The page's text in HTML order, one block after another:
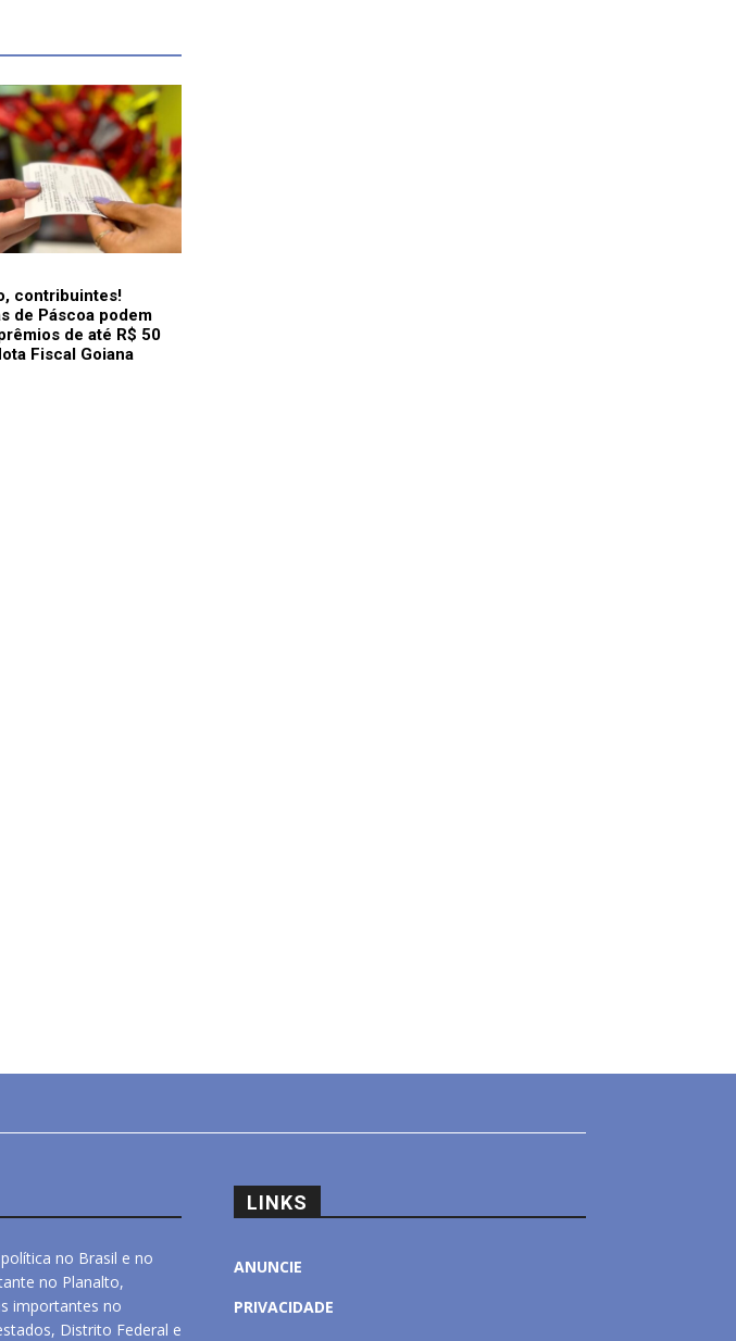
contribuintes!
de Páscoa podem
de até R$ 50
Fiscal Goiana
no Brasil e no
no Planalto,
importantes no
Distrito Federal e
LINKS
ANUNCIE
PRIVACIDADE